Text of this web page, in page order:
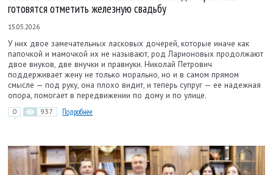
готовятся отметить железную свадьбу
15.05.2026
У них двое замечательных ласковых дочерей, которые иначе как
папочкой и мамочкой их не называют, род Ларионовых продолжают
двое внуков, две внучки и правнуки. Николай Петрович
поддерживает жену не только морально, но и в самом прямом
смысле — под руку, она плохо видит, и теперь супруг — ее надежная
опора, помогает в передвижении по дому и по улице.
0 937 Подробнее